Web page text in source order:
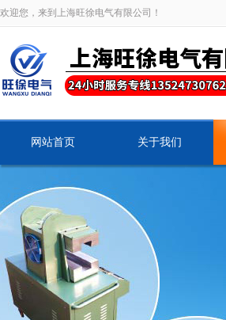
欢迎您，来到上海旺徐电气有限公司！
网站首页 关于我们